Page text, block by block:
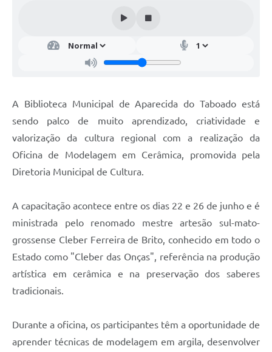
A Biblioteca Municipal de Aparecida do Taboado está
sendo palco de muito aprendizado, criatividade e
valorização da cultura regional com a realização da
Oficina de Modelagem em Cerâmica, promovida pela
Diretoria Municipal de Cultura.
A capacitação acontece entre os dias 22 e 26 de junho e é
ministrada pelo renomado mestre artesão sul-mato-
grossense Cleber Ferreira de Brito, conhecido em todo o
Estado como "Cleber das Onças", referência na produção
artística em cerâmica e na preservação dos saberes
tradicionais.
Durante a oficina, os participantes têm a oportunidade de
aprender técnicas de modelagem em argila, desenvolver